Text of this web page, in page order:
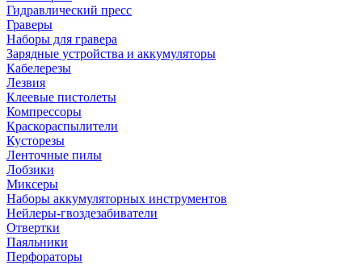
Гидравлический пресс
Граверы
Наборы для гравера
Зарядные устройства и аккумуляторы
Кабелерезы
Лезвия
Клеевые пистолеты
Компрессоры
Краскораспылители
Кусторезы
Ленточные пилы
Лобзики
Миксеры
Наборы аккумуляторных инструментов
Нейлеры-гвоздезабиватели
Отвертки
Паяльники
Перфораторы